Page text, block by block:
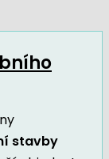
stavby